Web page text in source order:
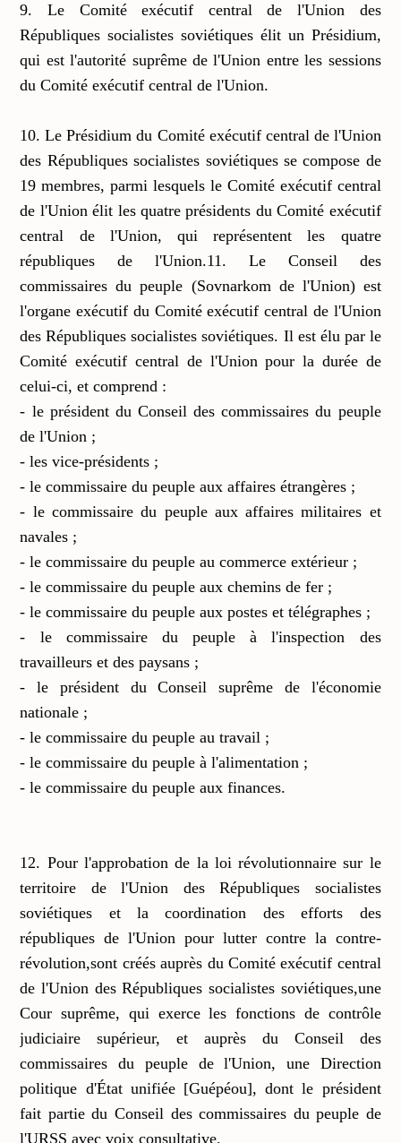
9. Le Comité exécutif central de l'Union des
Républiques socialistes soviétiques élit un Présidium,
qui est l'autorité suprême de l'Union entre les sessions
du Comité exécutif central de l'Union.
10. Le Présidium du Comité exécutif central de l'Union
des Républiques socialistes soviétiques se compose de
19 membres, parmi lesquels le Comité exécutif central
de l'Union élit les quatre présidents du Comité exécutif
central de l'Union, qui représentent les quatre
républiques de l'Union.11. Le Conseil des
commissaires du peuple (Sovnarkom de l'Union) est
l'organe exécutif du Comité exécutif central de l'Union
des Républiques socialistes soviétiques. Il est élu par le
Comité exécutif central de l'Union pour la durée de
celui-ci, et comprend :
- le président du Conseil des commissaires du peuple
de l'Union ;
- les vice-présidents ;
- le commissaire du peuple aux affaires étrangères ;
- le commissaire du peuple aux affaires militaires et
navales ;
- le commissaire du peuple au commerce extérieur ;
- le commissaire du peuple aux chemins de fer ;
- le commissaire du peuple aux postes et télégraphes ;
- le commissaire du peuple à l'inspection des
travailleurs et des paysans ;
- le président du Conseil suprême de l'économie
nationale ;
- le commissaire du peuple au travail ;
- le commissaire du peuple à l'alimentation ;
- le commissaire du peuple aux finances.
12. Pour l'approbation de la loi révolutionnaire sur le
territoire de l'Union des Républiques socialistes
soviétiques et la coordination des efforts des
républiques de l'Union pour lutter contre la contre-
révolution,sont créés auprès du Comité exécutif central
de l'Union des Républiques socialistes soviétiques,une
Cour suprême, qui exerce les fonctions de contrôle
judiciaire supérieur, et auprès du Conseil des
commissaires du peuple de l'Union, une Direction
politique d'État unifiée [Guépéou], dont le président
fait partie du Conseil des commissaires du peuple de
l'URSS avec voix consultative.